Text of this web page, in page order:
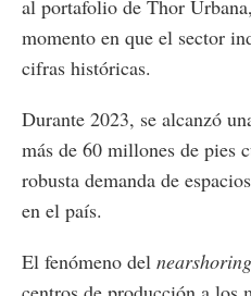
al portafolio de Thor
momento en que el sector
cifras históricas.
Durante 2023, se alcanzó
más de 60 millones de pies
robusta demanda de
en el país.
El fenómeno del